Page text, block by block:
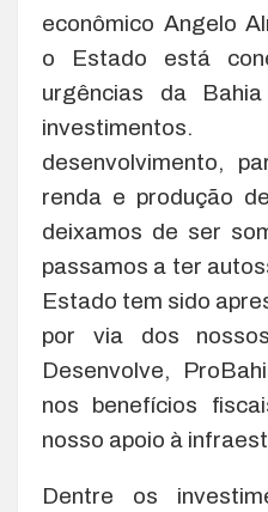
econômico Angelo
o Estado está
urgências da
desenvolvimento,
renda e produção
deixamos de ser
passamos a ter
Estado tem sido
por via dos
Desenvolve,
nos benefícios
nosso apoio à
Dentre os